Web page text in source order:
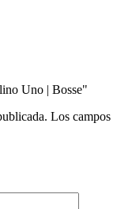
Uno | Bosse"
Los campos